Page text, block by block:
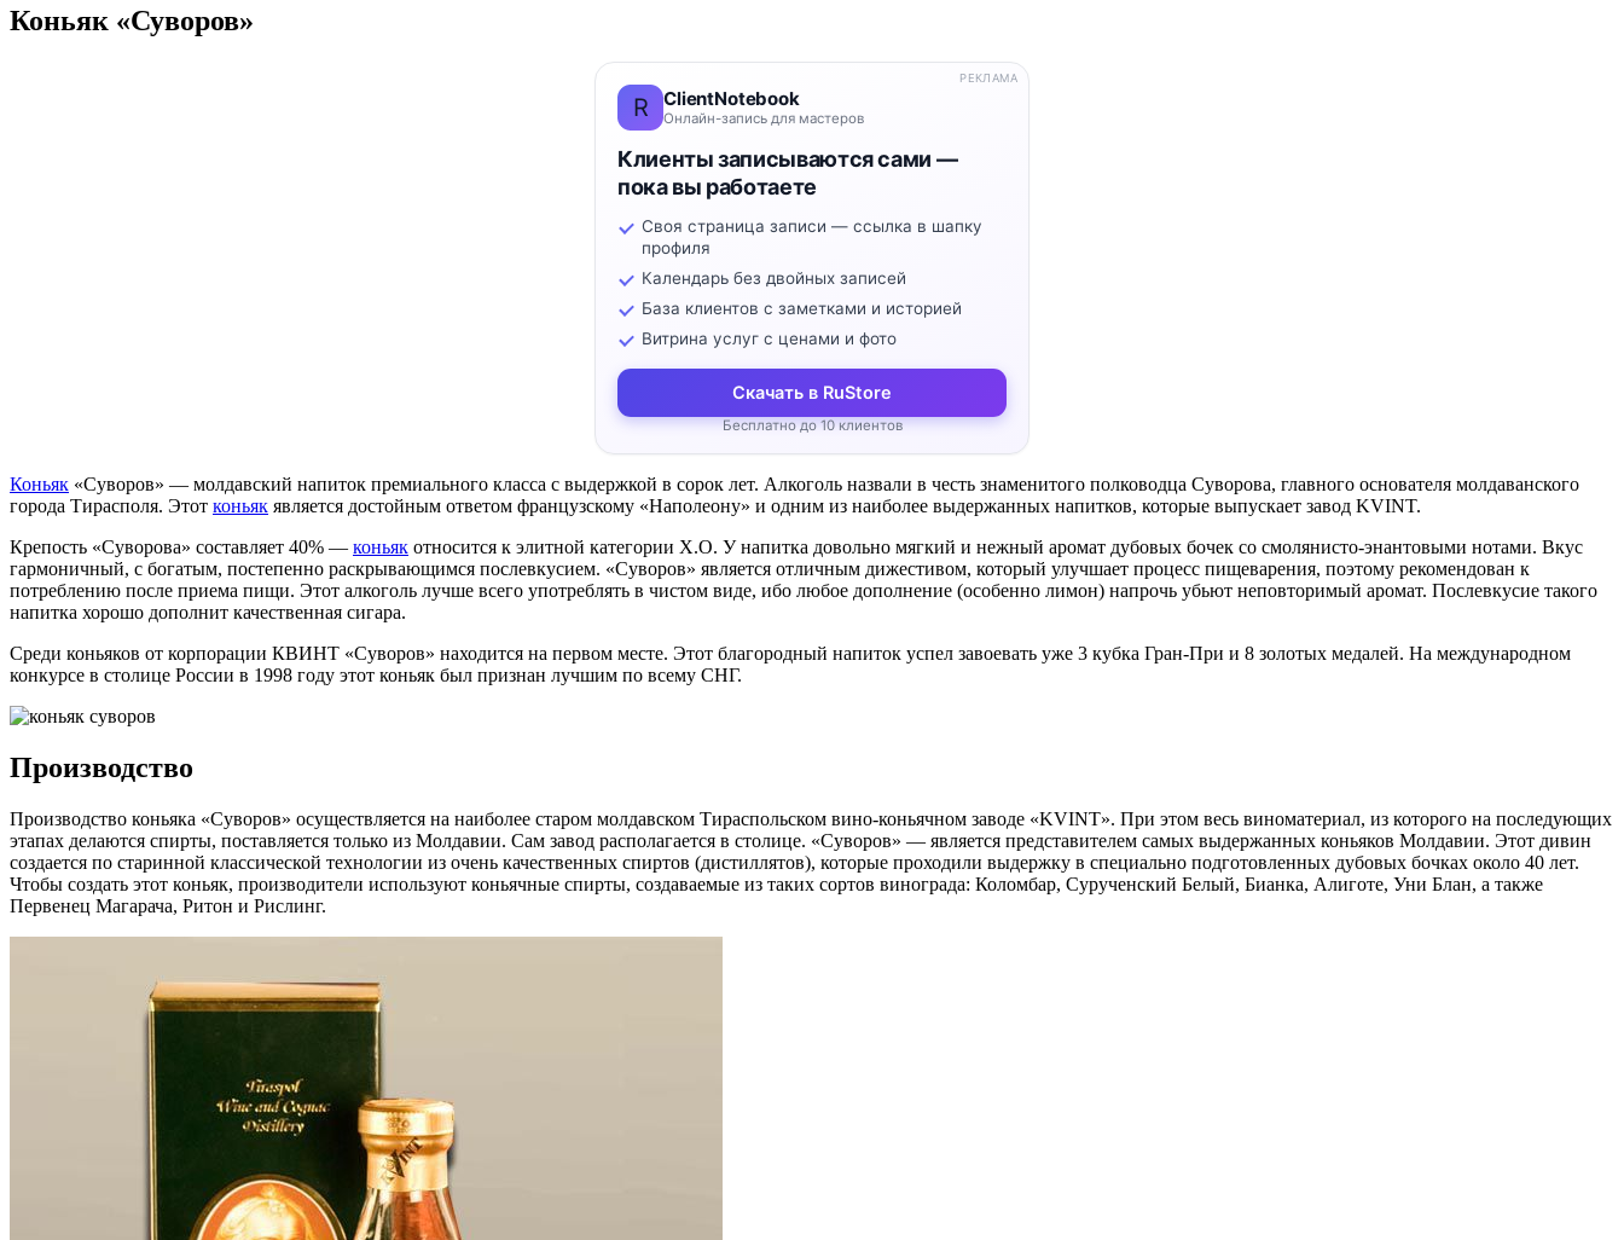
Коньяк «Суворов»
R ClientNotebook
Онлайн-запись для мастеров
Клиенты записываются сами —
пока вы работаете
Своя страница записи — ссылка в шапку
профиля
Календарь без двойных записей
База клиентов с заметками и историей
Витрина услуг с ценами и фото
Скачать в RuStore
Бесплатно до 10 клиентов
РЕКЛАМА
Коньяк «Суворов» — молдавский напиток премиального класса с выдержкой в сорок лет. Алкоголь назвали в честь знаменитого полководца Суворова, главного основателя молдаванского
города Тирасполя. Этот коньяк является достойным ответом французскому «Наполеону» и одним из наиболее выдержанных напитков, которые выпускает завод KVINT.
Крепость «Суворова» составляет 40% — коньяк относится к элитной категории Х.О. У напитка довольно мягкий и нежный аромат дубовых бочек со смолянисто-энантовыми нотами. Вкус
гармоничный, с богатым, постепенно раскрывающимся послевкусием. «Суворов» является отличным дижестивом, который улучшает процесс пищеварения, поэтому рекомендован к
потреблению после приема пищи. Этот алкоголь лучше всего употреблять в чистом виде, ибо любое дополнение (особенно лимон) напрочь убьют неповторимый аромат. Послевкусие такого
напитка хорошо дополнит качественная сигара.
Среди коньяков от корпорации КВИНТ «Суворов» находится на первом месте. Этот благородный напиток успел завоевать уже 3 кубка Гран-При и 8 золотых медалей. На международном
конкурсе в столице России в 1998 году этот коньяк был признан лучшим по всему СНГ.
Производство
Производство коньяка «Суворов» осуществляется на наиболее старом молдавском Тираспольском вино-коньячном заводе «KVINT». При этом весь виноматериал, из которого на последующих
этапах делаются спирты, поставляется только из Молдавии. Сам завод располагается в столице. «Суворов» — является представителем самых выдержанных коньяков Молдавии. Этот дивин
создается по старинной классической технологии из очень качественных спиртов (дистиллятов), которые проходили выдержку в специально подготовленных дубовых бочках около 40 лет.
Чтобы создать этот коньяк, производители используют коньячные спирты, создаваемые из таких сортов винограда: Коломбар, Сурученский Белый, Бианка, Алиготе, Уни Блан, а также
Первенец Магарача, Ритон и Рислинг.